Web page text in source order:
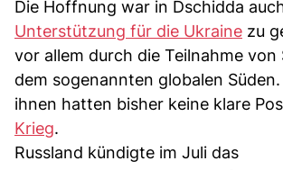
Die Hoffnung war in Dschidda
Unterstützung für die Ukraine zu
vor allem durch die Teilnahme von
dem sogenannten globalen
ihnen hatten bisher keine klare
Krieg.
Russland kündigte im Juli das